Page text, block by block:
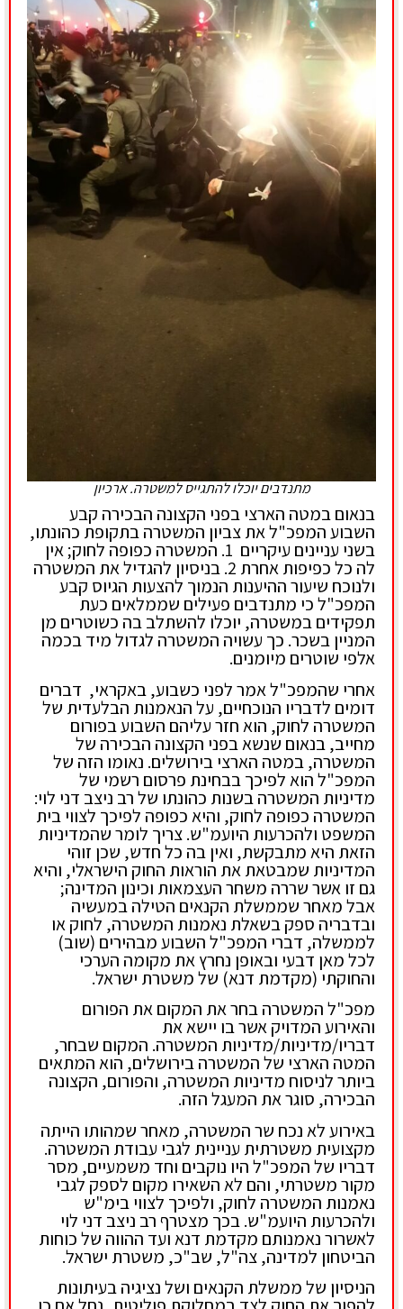
מתנדבים יוכלו להתגייס למשטרה. ארכיון
בנאום במטה הארצי בפני הקצונה הבכירה קבע
השבוע המפכ"ל את צביון המשטרה בתקופת כהונתו,
בשני עניינים עיקריים 1. המשטרה כפופה לחוק; אין
לה כל כפיפות אחרת 2. בניסיון להגדיל את המשטרה
ולנוכח שיעור ההיענות הנמוך להצעות הגיוס קבע
המפכ"ל כי מתנדבים פעילים שממלאים כעת
תפקידים במשטרה, יוכלו להשתלב בה כשוטרים מן
המניין בשכר. כך עשויה המשטרה לגדול מיד בכמה
אלפי שוטרים מיומנים.
אחרי שהמפכ"ל אמר לפני כשבוע, באקראי, דברים
דומים לדבריו הנוכחיים, על הנאמנות הבלעדית של
המשטרה לחוק, הוא חזר עליהם השבוע בפורום
מחייב, בנאום שנשא בפני הקצונה הבכירה של
המשטרה, במטה הארצי בירושלים. נאומו הזה של
המפכ"ל הוא לפיכך בבחינת פרסום רשמי של
מדיניות המשטרה בשנות כהונתו של רב ניצב דני לוי:
המשטרה כפופה לחוק, והיא כפופה לפיכך לצווי בית
המשפט ולהכרעות היועמ"ש. צריך לומר שהמדיניות
הזאת היא מתבקשת, ואין בה כל חדש, שכן זוהי
המדיניות שמבטאת את הוראות החוק הישראלי, והיא
גם זו אשר שררה משחר העצמאות וכינון המדינה;
אבל מאחר שממשלת הקנאים הטילה במעשיה
ובדבריה ספק בשאלת נאמנות המשטרה, לחוק או
לממשלה, דברי המפכ"ל השבוע מבהירים (שוב)
לכל מאן דבעי ובאופן נחרץ את מקומה הערכי
והחוקתי (מקדמת דנא) של משטרת ישראל.
מפכ"ל המשטרה בחר את המקום את הפורום
והאירוע המדויק אשר בו יישא את
דבריו/מדיניות/מדיניות המשטרה. המקום שבחר,
המטה הארצי של המשטרה בירושלים, הוא המתאים
ביותר לניסוח מדיניות המשטרה, והפורום, הקצונה
הבכירה, סוגר את המעגל הזה.
באירוע לא נכח שר המשטרה, מאחר שמהותו הייתה
מקצועית משטרתית עניינית לגבי עבודת המשטרה.
דבריו של המפכ"ל היו נוקבים וחד משמעיים, מסר
מקור משטרתי, והם לא השאירו מקום לספק לגבי
נאמנות המשטרה לחוק, ולפיכך לצווי בימ"ש
ולהכרעות היועמ"ש. בכך מצטרף רב ניצב דני לוי
לאשרור נאמנותם מקדמת דנא ועד ההווה של כוחות
הביטחון למדינה, צה"ל, שב"כ, משטרת ישראל.
הניסיון של ממשלת הקנאים ושל נציגיה בעיתונות